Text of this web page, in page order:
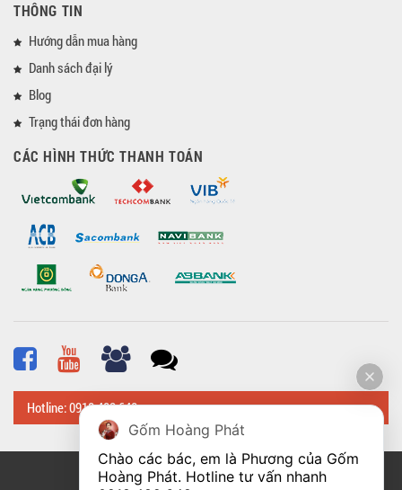
THÔNG TIN
Hướng dẫn mua hàng
Danh sách đại lý
Blog
Trạng thái đơn hàng
CÁC HÌNH THỨC THANH TOÁN
Hotline: 0918 482 648
© Bản quyền thuộc vềHoangphatbattrang.vn
Gốm Hoàng Phát
Chào các bác, em là Phương của Gốm